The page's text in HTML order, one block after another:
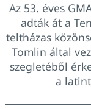
Az 53. éves
adták át a
teltházas
Tomlin által
szegletéből
a